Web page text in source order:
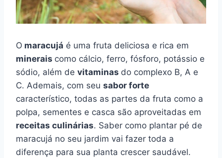
O maracujá é uma fruta deliciosa e rica em
minerais como cálcio, ferro, fósforo, potássio e
sódio, além de vitaminas do complexo B, A e
C. Ademais, com seu sabor forte
característico, todas as partes da fruta como a
polpa, sementes e casca são aproveitadas em
receitas culinárias. Saber como plantar pé de
maracujá no seu jardim vai fazer toda a
diferença para sua planta crescer saudável.